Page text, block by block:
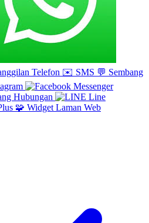
Telefon ✉️ SMS 💬 Sembang
Hubungan
Line
🧩 Widget Laman Web